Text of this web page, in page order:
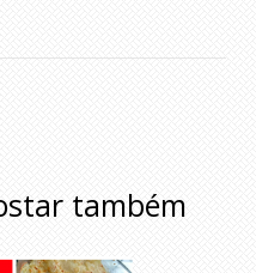
também